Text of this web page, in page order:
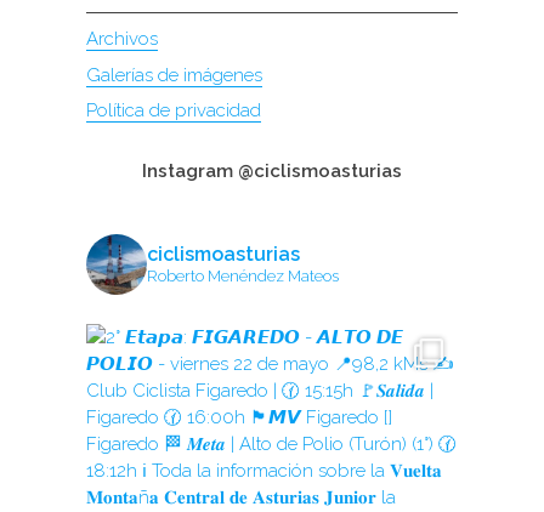
Archivos
Galerías de imágenes
Política de privacidad
Instagram @ciclismoasturias
ciclismoasturias
Roberto Menéndez Mateos